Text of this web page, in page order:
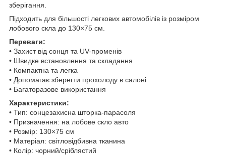
зберігання.
Підходить для більшості легкових автомобілів із розміром
лобового скла до 130×75 см.
Переваги:
• Захист від сонця та UV-променів
• Швидке встановлення та складання
• Компактна та легка
• Допомагає зберегти прохолоду в салоні
• Багаторазове використання
Характеристики:
• Тип: сонцезахисна шторка-парасоля
• Призначення: на лобове скло авто
• Розмір: 130×75 см
• Матеріал: світловідбивна тканина
• Колір: чорний/сріблястий